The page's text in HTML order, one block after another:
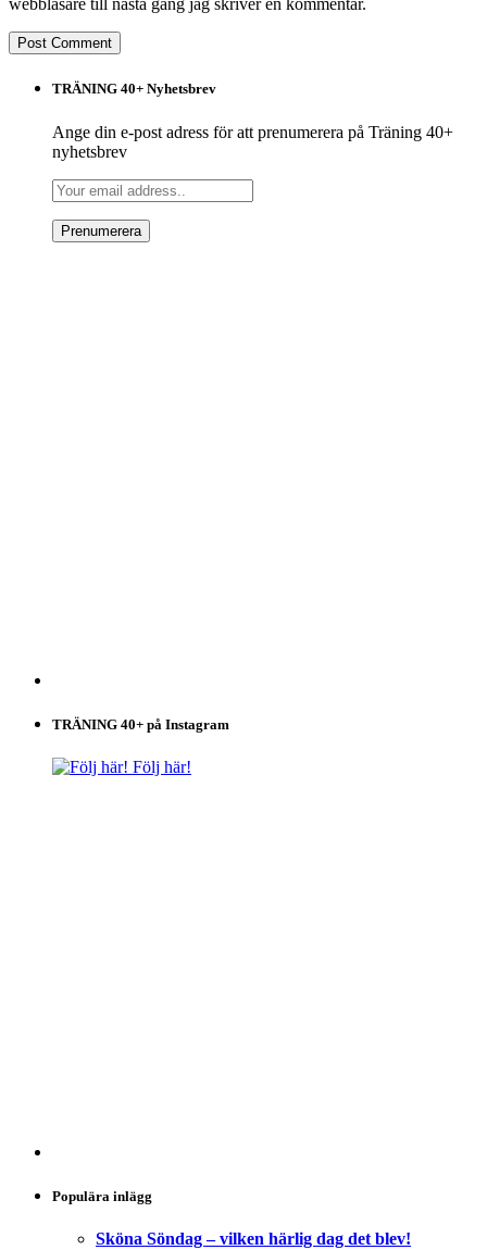
webbläsare till nästa gång jag skriver en kommentar.
TRÄNING 40+ Nyhetsbrev
Ange din e-post adress för att prenumerera på Träning 40+
nyhetsbrev
TRÄNING 40+ på Instagram
Följ här!
Populära inlägg
Sköna Söndag – vilken härlig dag det blev!